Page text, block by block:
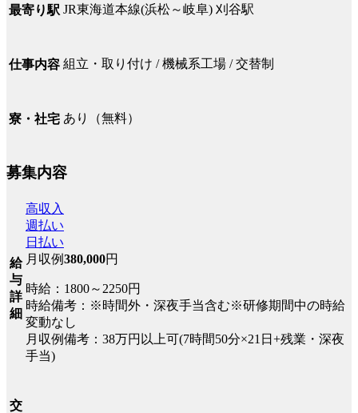
最寄り駅 JR東海道本線(浜松～岐阜) 刈谷駅
仕事内容 組立・取り付け / 機械系工場 / 交替制
寮・社宅 あり（無料）
募集内容
給
与
詳
細
高収入
週払い
日払い
月収例380,000円
時給：1800～2250円
時給備考：※時間外・深夜手当含む※研修期間中の時給
変動なし
月収例備考：38万円以上可(7時間50分×21日+残業・深夜
手当)
交